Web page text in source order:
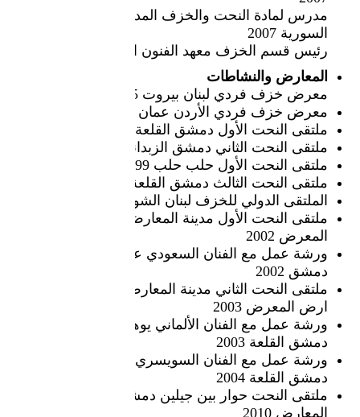
مدرس لمادة النحت والخزف المدرسة الوطنية
السورية 2007
رئيس قسم الخزف معهد الفنون التطبيقية 2010
المعارض والنشاطات
معرض خزف فردي لبنان بيروت 1995
معرض خزف فردي الأردن عمان 1997
ملتقى النحت الأول دمشق القلعة 1997
ملتقى النحت الثاني دمشق الزبداني 1998
ملتقى النحت الأول حلب حلب 1999
ملتقى النحت الثالث دمشق القلعة 1199
الملتقى الدولي للخزف لبنان الشويفات 2002
ملتقى النحت الأول مدينة المعارض دمشق ارض
المعرض 2002
ورشة عمل مع الفنان السعودي عمار سعيد
دمشق 2002
ملتقى النحت الثاني مدينة المعارض دمشق
ارض المعرض 2003
ورشة عمل مع الفنان الألماني يوهان برنت
دمشق القلعة 2003
ورشة عمل مع الفنان السويسري ادريان كنوزل
دمشق القلعة 2004
ملتقى النحت حوار بين جيلين دمشق مدينة
المعارض 2010